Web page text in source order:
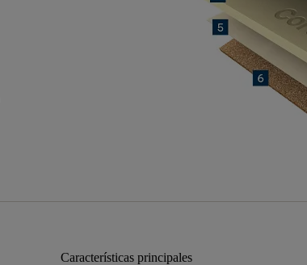
Características principales